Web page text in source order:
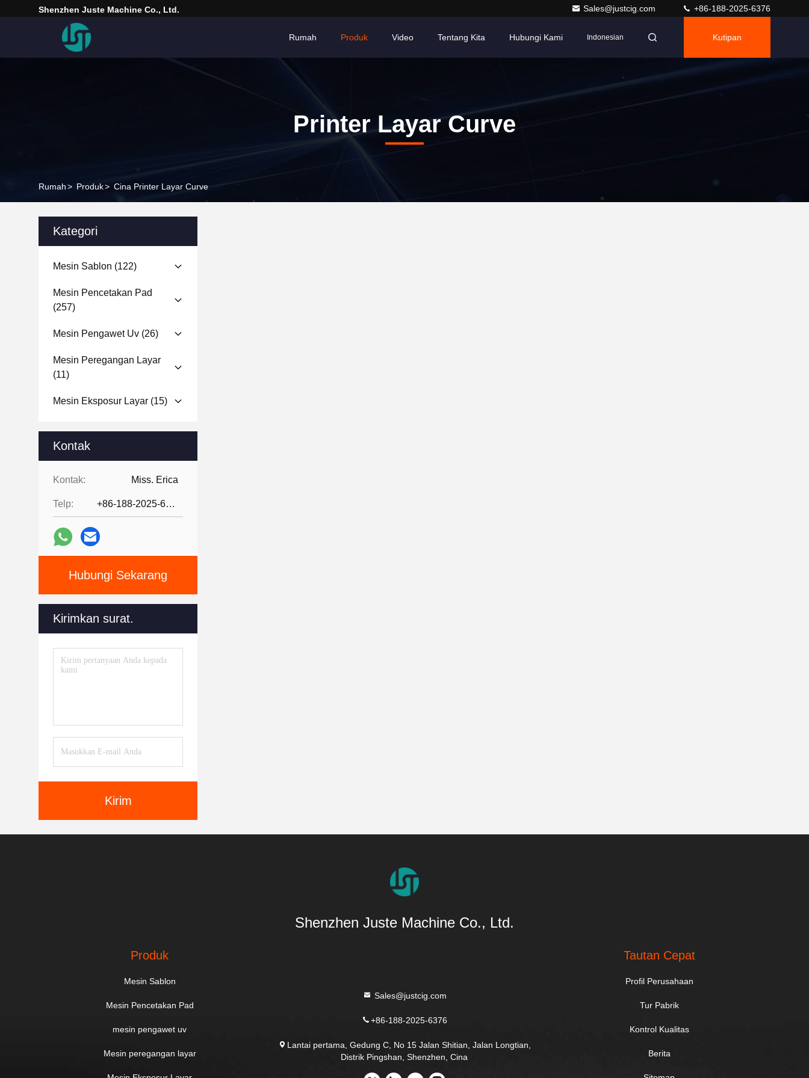
Shenzhen Juste Machine Co., Ltd. Sales@justcig.com +86-188-2025-6376
Rumah Produk Video Tentang Kita Hubungi Kami Indonesian Kutipan
Printer Layar Curve
Rumah> Produk> Cina Printer Layar Curve
Kategori
Mesin Sablon (122)
Mesin Pencetakan Pad
(257)
Mesin Pengawet Uv (26)
Mesin Peregangan Layar
(11)
Mesin Eksposur Layar (15)
Kontak
Kontak: Miss. Erica
Telp: +86-188-2025-6376
Hubungi Sekarang
Kirimkan surat.
Kirim
Shenzhen Juste Machine Co., Ltd.
Produk
Mesin Sablon
Mesin Pencetakan Pad
mesin pengawet uv
Mesin peregangan layar
Sales@justcig.com
+86-188-2025-6376
Lantai pertama, Gedung C, No 15 Jalan Shitian, Jalan Longtian,
Distrik Pingshan, Shenzhen, Cina
Tautan Cepat
Profil Perusahaan
Tur Pabrik
Kontrol Kualitas
Berita